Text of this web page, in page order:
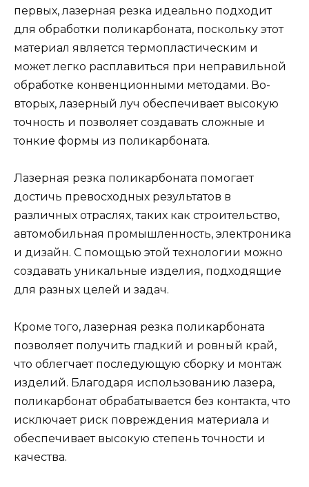
первых, лазерная резка идеально подходит
для обработки поликарбоната, поскольку этот
материал является термопластическим и
может легко расплавиться при неправильной
обработке конвенционными методами. Во-
вторых, лазерный луч обеспечивает высокую
точность и позволяет создавать сложные и
тонкие формы из поликарбоната.
Лазерная резка поликарбоната помогает
достичь превосходных результатов в
различных отраслях, таких как строительство,
автомобильная промышленность, электроника
и дизайн. С помощью этой технологии можно
создавать уникальные изделия, подходящие
для разных целей и задач.
Кроме того, лазерная резка поликарбоната
позволяет получить гладкий и ровный край,
что облегчает последующую сборку и монтаж
изделий. Благодаря использованию лазера,
поликарбонат обрабатывается без контакта, что
исключает риск повреждения материала и
обеспечивает высокую степень точности и
качества.